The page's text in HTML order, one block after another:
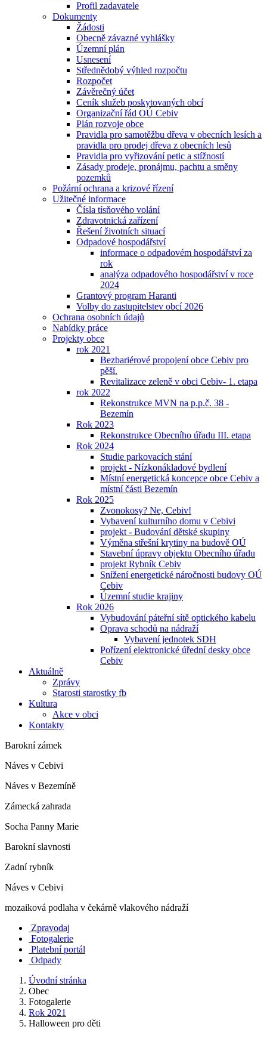
Profil zadavatele
Dokumenty
Žádosti
Obecně závazné vyhlášky
Územní plán
Usnesení
Střednědobý výhled rozpočtu
Rozpočet
Závěrečný účet
Ceník služeb poskytovaných obcí
Organizační řád OÚ Cebiv
Plán rozvoje obce
Pravidla pro samotěžbu dřeva v obecních lesích a
pravidla pro prodej dřeva z obecních lesů
Pravidla pro vyřizování petic a stížností
Zásady prodeje, pronájmu, pachtu a směny
pozemků
Požární ochrana a krizové řízení
Užitečné informace
Čísla tísňového volání
Zdravotnická zařízení
Řešení životních situací
Odpadové hospodářství
informace o odpadovém hospodářství za
rok
analýza odpadového hospodářství v roce
2024
Grantový program Haranti
Volby do zastupitelstev obcí 2026
Ochrana osobních údajů
Nabídky práce
Projekty obce
rok 2021
Bezbariérové propojení obce Cebiv pro
pěší.
Revitalizace zeleně v obci Cebiv- 1. etapa
rok 2022
Rekonstrukce MVN na p.p.č. 38 -
Bezemín
Rok 2023
Rekonstrukce Obecního úřadu III. etapa
Rok 2024
Studie parkovacích stání
projekt - Nízkonákladové bydlení
Místní energetická koncepce obce Cebiv a
místní části Bezemín
Rok 2025
Zvonokosy? Ne, Cebiv!
Vybavení kulturního domu v Cebivi
projekt - Budování dětské skupiny
Výměna střešní krytiny na budově OÚ
Stavební úpravy objektu Obecního úřadu
projekt Rybník Cebiv
Snížení energetické náročnosti budovy OÚ
Cebiv
Územní studie krajiny
Rok 2026
Vybudování páteřní sítě optického kabelu
Oprava schodů na nádraží
Vybavení jednotek SDH
Pořízení elektronické úřední desky obce
Cebiv
Aktuálně
Zprávy
Starosti starostky fb
Kultura
Akce v obci
Kontakty
Barokní zámek
Náves v Cebivi
Náves v Bezemíně
Zámecká zahrada
Socha Panny Marie
Barokní slavnosti
Zadní rybník
Náves v Cebivi
mozaiková podlaha v čekárně vlakového nádraží
Zpravodaj
Fotogalerie
Platební portál
Odpady
Úvodní stránka
Obec
Fotogalerie
Rok 2021
Halloween pro děti